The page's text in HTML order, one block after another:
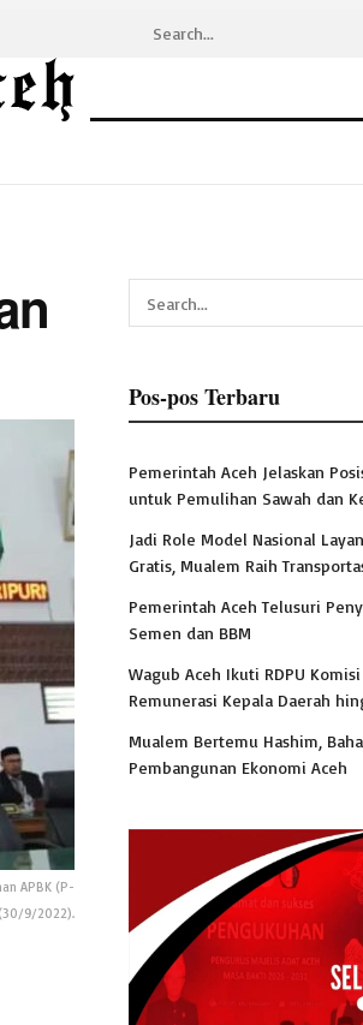
APBK (P-
(30/9/2022).
Pos-pos Terbaru
Pemerintah Aceh Jelaskan
untuk Pemulihan Sawah dan
Jadi Role Model Nasional
Gratis, Mualem Raih
Pemerintah Aceh Telusuri
Semen dan BBM
Wagub Aceh Ikuti RDPU Komisi
Remunerasi Kepala Daerah
Mualem Bertemu Hashim,
Pembangunan Ekonomi Aceh